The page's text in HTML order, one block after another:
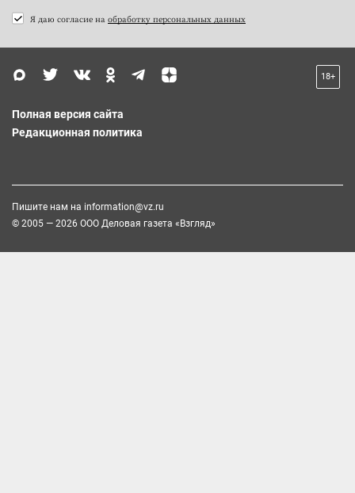
Я даю согласие на обработку персональных данных
18+
Полная версия сайта
Редакционная политика
Пишите нам на information@vz.ru
© 2005 — 2026 ООО Деловая газета «Взгляд»